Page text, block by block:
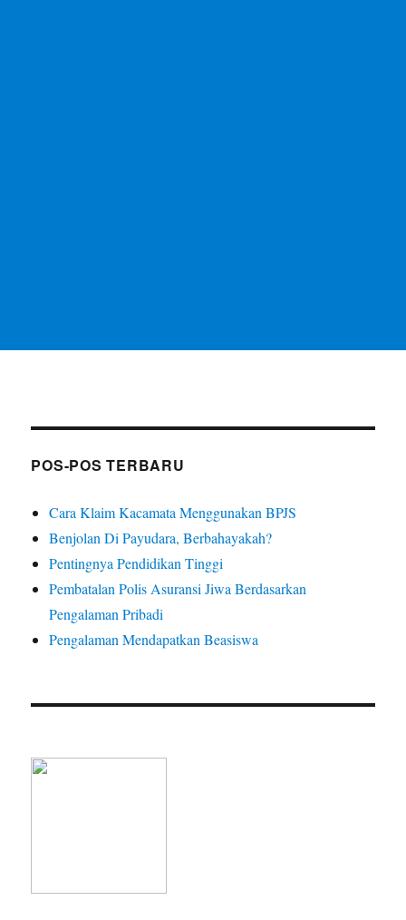
POS-POS TERBARU
Cara Klaim Kacamata Menggunakan BPJS
Benjolan Di Payudara, Berbahayakah?
Pentingnya Pendidikan Tinggi
Pembatalan Polis Asuransi Jiwa Berdasarkan
Pengalaman Pribadi
Pengalaman Mendapatkan Beasiswa